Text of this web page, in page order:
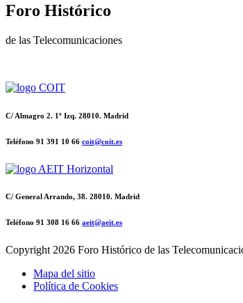
Foro Histórico
de las Telecomunicaciones
C/ Almagro 2. 1º Izq. 28010. Madrid
Teléfono 91 391 10 66 coit@coit.es
C/ General Arrando, 38. 28010. Madrid
Teléfono 91 308 16 66 aeit@aeit.es
Copyright2026 Foro Histórico de las
Mapa del sitio
Política de Cookies